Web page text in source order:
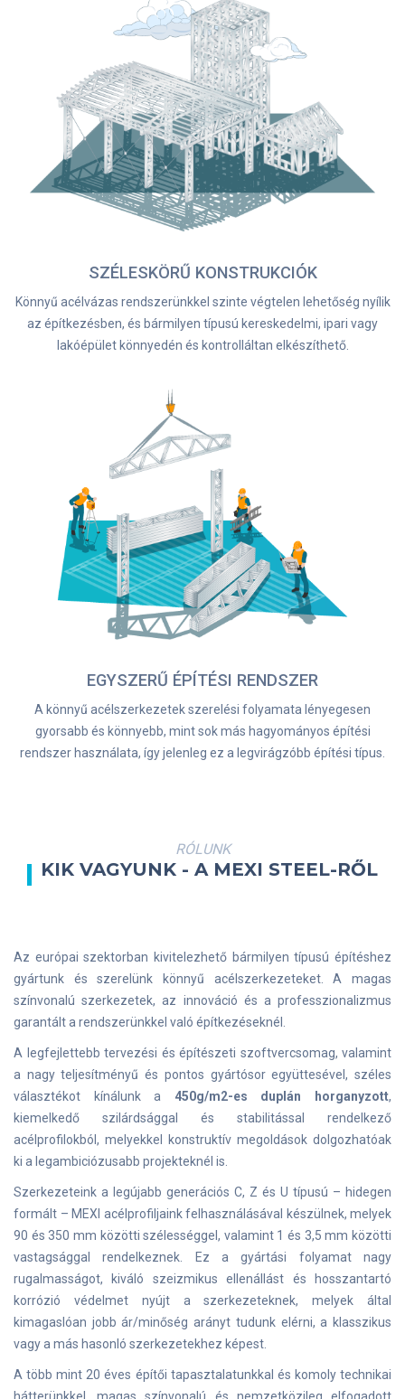
SZÉLESKÖRŰ KONSTRUKCIÓK
Könnyű acélvázas rendszerünkkel szinte végtelen lehetőség nyílik
az építkezésben, és bármilyen típusú kereskedelmi, ipari vagy
lakóépület könnyedén és kontrolláltan elkészíthető.
EGYSZERŰ ÉPÍTÉSI RENDSZER
A könnyű acélszerkezetek szerelési folyamata lényegesen
gyorsabb és könnyebb, mint sok más hagyományos építési
rendszer használata, így jelenleg ez a legvirágzóbb építési típus.
RÓLUNK
KIK VAGYUNK - A MEXI STEEL-RŐL
Az európai szektorban kivitelezhető bármilyen típusú építéshez
gyártunk és szerelünk könnyű acélszerkezeteket. A magas
színvonalú szerkezetek, az innováció és a professzionalizmus
garantált a rendszerünkkel való építkezéseknél.
A legfejlettebb tervezési és építészeti szoftvercsomag, valamint
a nagy teljesítményű és pontos gyártósor együttesével, széles
választékot kínálunk a 450g/m2-es duplán horganyzott,
kiemelkedő szilárdsággal és stabilitással rendelkező
acélprofilokból, melyekkel konstruktív megoldások dolgozhatóak
ki a legambiciózusabb projekteknél is.
Szerkezeteink a legújabb generációs C, Z és U típusú – hidegen
formált – MEXI acélprofiljaink felhasználásával készülnek, melyek
90 és 350 mm közötti szélességgel, valamint 1 és 3,5 mm közötti
vastagsággal rendelkeznek. Ez a gyártási folyamat nagy
rugalmasságot, kiváló szeizmikus ellenállást és hosszantartó
korrózió védelmet nyújt a szerkezeteknek, melyek által
kimagaslóan jobb ár/minőség arányt tudunk elérni, a klasszikus
vagy a más hasonló szerkezetekhez képest.
A több mint 20 éves építői tapasztalatunkkal és komoly technikai